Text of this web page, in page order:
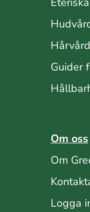
Guider
Om oss
Om
Logga